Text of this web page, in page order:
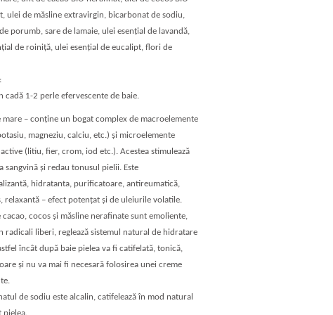
ulei de măsline extravirgin, bicarbonat de sodiu,
porumb, sare de lamaie, ulei esenţial de lavandă,
de roiniţă, ulei esenţial de eucalipt, flori de
cadă 1-2 perle efervescente de baie.
mare – conţine un bogat complex de macroelemente
magneziu, calciu, etc.) şi microelemente
(litiu, fier, crom, iod etc.). Acestea stimulează
sangvină şi redau tonusul pielii. Este
hidratanta, purificatoare, antireumatică,
relaxantă – efect potenţat şi de uleiurile volatile.
cacao, cocos şi măsline nerafinate sunt emoliente,
radicali liberi, reglează sistemul natural de hidratare
încât după baie pielea va fi catifelată, tonică,
şi nu va mai fi necesară folosirea unei creme
de sodiu este alcalin, catifelează în mod natural